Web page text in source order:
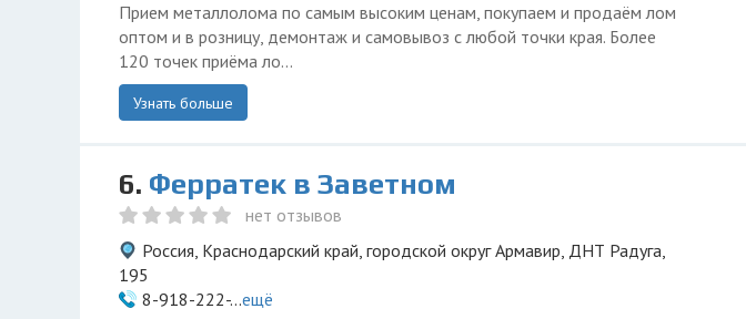
Прием металлолома по самым высоким ценам, покупаем и продаём лом
оптом и в розницу, демонтаж и самовывоз с любой точки края. Более
120 точек приёма ло...
Узнать больше
6. Ферратек в Заветном
нет отзывов
Россия, Краснодарский край, городской округ Армавир, ДНТ Радуга,
195
8-918-222-...ещё